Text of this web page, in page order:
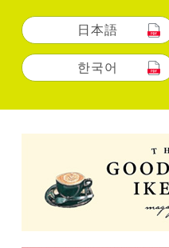
日本語
한국어